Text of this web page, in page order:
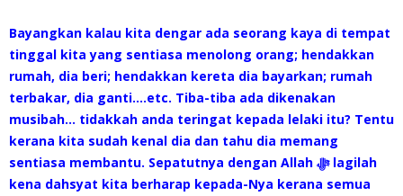
Bayangkan kalau kita dengar ada seorang kaya di tempat
tinggal kita yang sentiasa menolong orang; hendakkan
rumah, dia beri; hendakkan kereta dia bayarkan; rumah
terbakar, dia ganti….etc. Tiba-tiba ada dikenakan
musibah… tidakkah anda teringat kepada lelaki itu? Tentu
kerana kita sudah kenal dia dan tahu dia memang
sentiasa membantu. Sepatutnya dengan Allah ‎ﷻ lagilah
kena dahsyat kita berharap kepada-Nya kerana semua